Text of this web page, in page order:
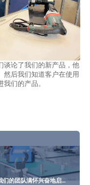
谈论了我们的新产品，他
然后我们知道客户在使用
们的产品。
们的团队满怀兴奋地启程